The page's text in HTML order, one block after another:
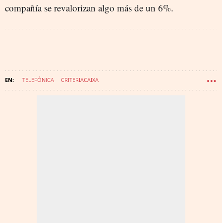
compañía se revalorizan algo más de un 6%.
TELEFÓNICA CRITERIACAIXA